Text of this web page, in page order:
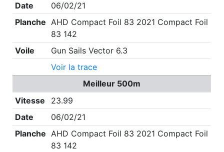
Date
06/02/21
Planche AHD Compact Foil 83 2021 Compact Foil
83 142
Voile
Gun Sails Vector 6.3
Voir la trace
Meilleur 500m
Vitesse
23.99
Date
06/02/21
Planche AHD Compact Foil 83 2021 Compact Foil
83 142